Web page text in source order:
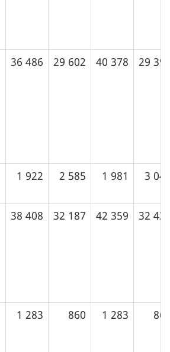
36 486 29 602 40 378 29
1 922 2 585 1 981 3
38 408 32 187 42 359 32
1 283 860 1 283